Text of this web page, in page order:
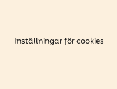
Inställningar för cookies